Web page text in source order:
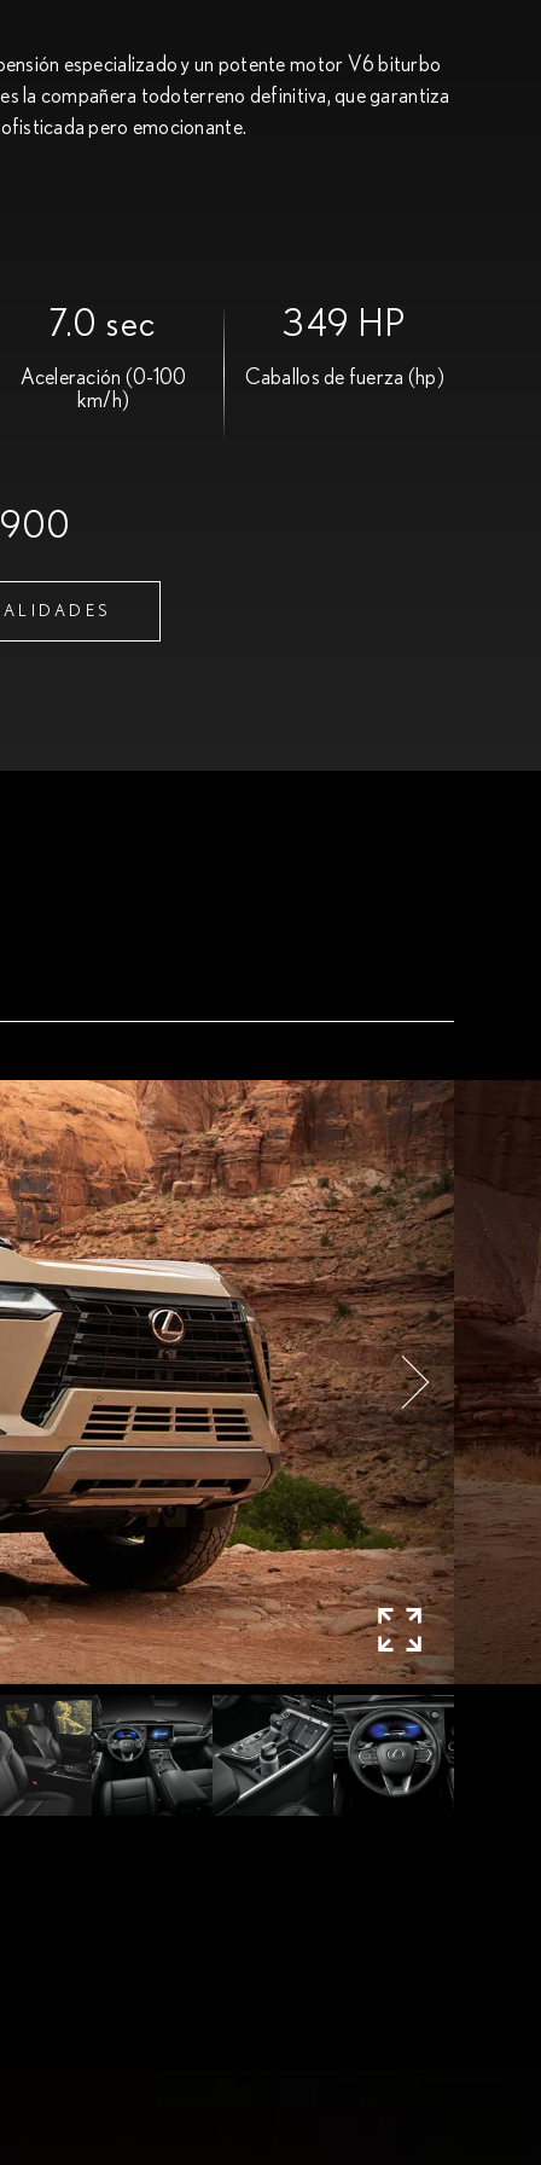
especializado y un potente motor V6 biturbo
la compañera todoterreno definitiva, que garantiza
pero emocionante.
7.0 sec
Aceleración (0-100
km/h)
349 HP
Caballos de fuerza (hp)